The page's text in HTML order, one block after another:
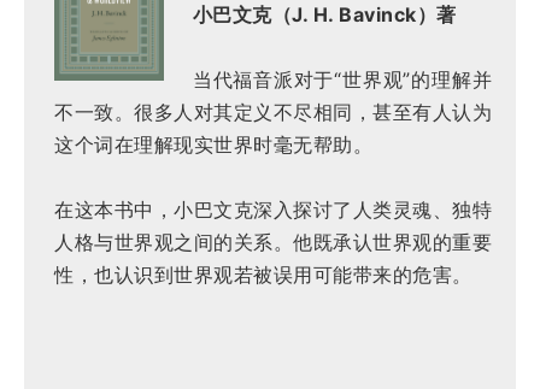
小巴文克（J. H. Bavinck）著
当代福音派对于“世界观”的理解并
不一致。很多人对其定义不尽相同，甚至有人认为
这个词在理解现实世界时毫无帮助。
在这本书中，小巴文克深入探讨了人类灵魂、独特
人格与世界观之间的关系。他既承认世界观的重要
性，也认识到世界观若被误用可能带来的危害。